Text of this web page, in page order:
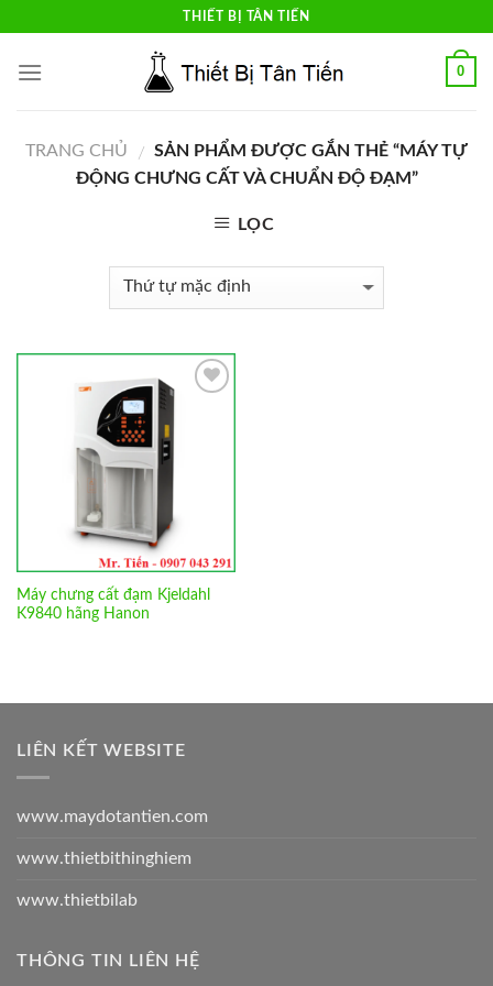
content
THIẾT BỊ TÂN TIẾN
0
TRANG CHỦ / SẢN PHẨM ĐƯỢC GẮN THẺ “MÁY TỰ
ĐỘNG CHƯNG CẤT VÀ CHUẨN ĐỘ ĐẠM”
LỌC
Máy chưng cất đạm Kjeldahl
K9840 hãng Hanon
LIÊN KẾT WEBSITE
www.maydotantien.com
www.thietbithinghiem
www.thietbilab
THÔNG TIN LIÊN HỆ